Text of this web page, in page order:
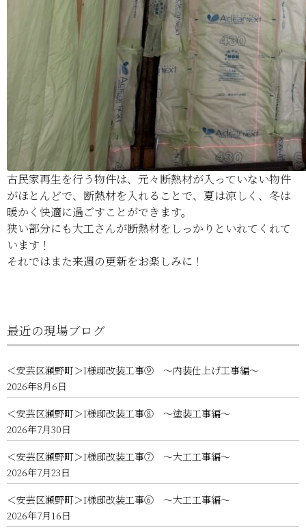
古民家再生を行う物件は、元々断熱材が入っていない物件
がほとんどで、断熱材を入れることで、夏は涼しく、冬は
暖かく快適に過ごすことができます。
狭い部分にも大工さんが断熱材をしっかりといれてくれて
います！
それではまた来週の更新をお楽しみに！
最近の現場ブログ
＜安芸区瀬野町＞I様邸改装工事⑨ ～内装仕上げ工事編～
2026年8月6日
＜安芸区瀬野町＞I様邸改装工事⑧ ～塗装工事編～
2026年7月30日
＜安芸区瀬野町＞I様邸改装工事⑦ ～大工工事編～
2026年7月23日
＜安芸区瀬野町＞I様邸改装工事⑥ ～大工工事編～
2026年7月16日